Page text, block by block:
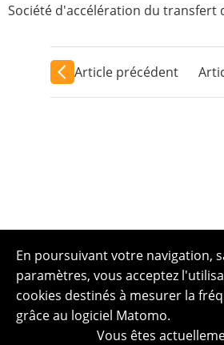
Société d'accélération du transfert
Article précédent
En poursuivant votre navigation,
paramètres, vous acceptez
cookies destinés à mesurer la
grâce au logiciel Matomo.
Vous êtes